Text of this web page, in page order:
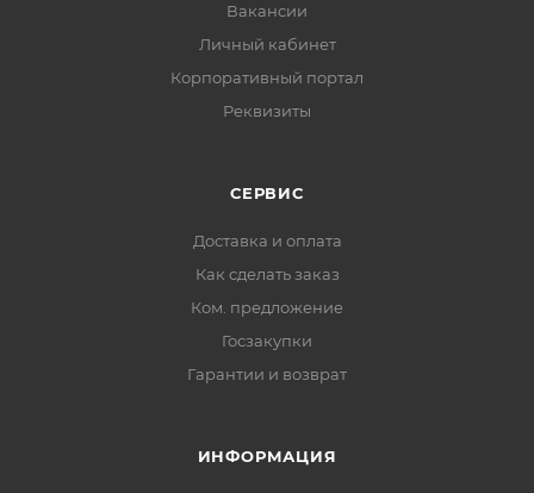
Вакансии
Личный кабинет
Корпоративный портал
Реквизиты
СЕРВИС
Доставка и оплата
Как сделать заказ
Ком. предложение
Госзакупки
Гарантии и возврат
ИНФОРМАЦИЯ